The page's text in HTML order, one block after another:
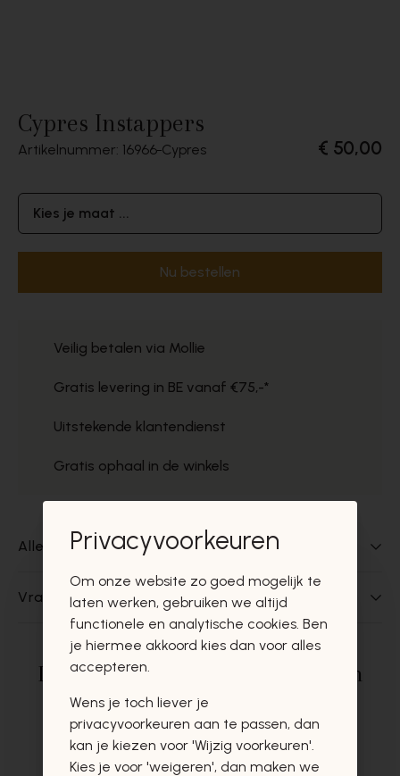
Cypres Instappers
Artikelnummer: 16966 Cypres € 50,00
Kies je maat ...
Nu bestellen
Veilig betalen via Mollie
Gratis levering in BE vanaf €75,-*
Uitstekende klantendienst
Gratis ophaal in de winkels
Alles over dit product
Vragen over dit product?
Deze producten zullen u zeker en
vast ook interesseren
Privacyvoorkeuren
Om onze website zo goed mogelijk te
laten werken, gebruiken we altijd
functionele en analytische cookies. Ben
je hiermee akkoord kies dan voor alles
accepteren.
Wens je toch liever je
privacyvoorkeuren aan te passen, dan
kan je kiezen voor 'Wijzig voorkeuren'.
Kies je voor 'weigeren', dan maken we